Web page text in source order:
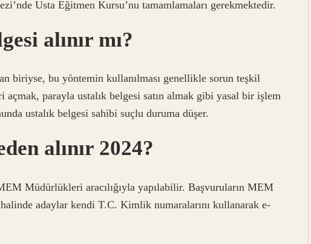
Usta Eğitmen Kursu’nu tamamlamaları gerekmektedir.
alınır mı?
biriyse, bu yöntemin kullanılması genellikle sorun teşkil
parayla ustalık belgesi satın almak gibi yasal bir işlem
ustalık belgesi sahibi suçlu duruma düşer.
alınır 2024?
Müdürlükleri aracılığıyla yapılabilir. Başvuruların MEM
adaylar kendi T.C. Kimlik numaralarını kullanarak e-